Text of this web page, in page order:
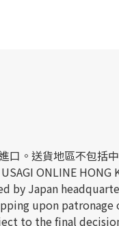
口。送貨地區不包括
ONLINE HONG
by Japan
upon
to the final decision